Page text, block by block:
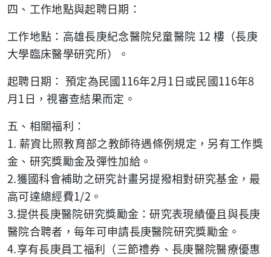
四、工作地點與起聘日期：
工作地點：高雄長庚紀念醫院兒童醫院 12 樓（長庚
大學臨床醫學研究所）。
起聘日期： 預定為民國116年2月1日或民國116年8
月1日，視審查結果而定。
五、相關福利：
1. 薪資比照教育部之教師待遇條例規定，另有工作獎
金、研究獎勵金及彈性加給。
2.獲國科會補助之研究計畫另提撥相對研究基金，最
高可達總經費1/2。
3.提供長庚醫院研究獎勵金：研究表現績優且與長庚
醫院合聘者，每年可申請長庚醫院研究獎勵金。
4.享有長庚員工福利（三節禮券、長庚醫院醫療優惠